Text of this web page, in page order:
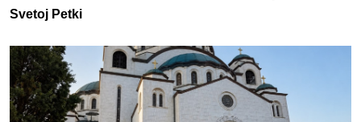
Svetoj Petki